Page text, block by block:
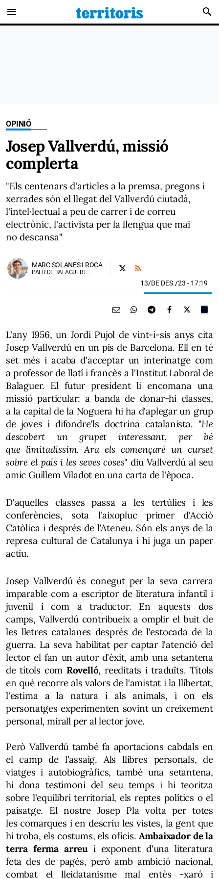
menu search
OPINIÓ
Josep Vallverdú, missió
complerta
"Els centenars d'articles a la premsa, pregons i
xerrades són el llegat del Vallverdú ciutadà,
l'intel·lectual a peu de carrer i de correu
electrònic, l'activista per la llengua que mai
no descansa"
MARC SOLANES I ROCA
PAER DE BALAGUER I DIPUTAT DE JUNTS-IMPULSEM A LA DIPUTACIÓ DE LLEIDA
13/DE DES./23 - 17:19
L'any 1956, un Jordi Pujol de vint-i-sis anys cita
Josep Vallverdú en un pis de Barcelona. Ell en té
set més i acaba d'acceptar un interinatge com
a professor de llatí i francès a l'Institut Laboral de
Balaguer. El futur president li encomana una
missió particular: a banda de donar-hi classes,
a la capital de la Noguera hi ha d'aplegar un grup
de joves i difondre'ls doctrina catalanista. "He
descobert un grupet interessant, per bé
que limitadíssim. Ara els començaré un curset
sobre el país i les seves coses" diu Vallverdú al seu
amic Guillem Viladot en una carta de l'època.
D'aquelles classes passa a les tertúlies i les
conferències, sota l'aixopluc primer d'Acció
Catòlica i després de l'Ateneu. Són els anys de la
represa cultural de Catalunya i hi juga un paper
actiu.
Josep Vallverdú és conegut per la seva carrera
imparable com a escriptor de literatura infantil i
juvenil i com a traductor. En aquests dos
camps, Vallverdú contribueix a omplir el buit de
les lletres catalanes després de l'estocada de la
guerra. La seva habilitat per captar l'atenció del
lector el fan un autor d'èxit, amb una setantena
de títols com Rovelló, reeditats i traduïts. Títols
en què recorre als valors de l'amistat i la llibertat,
l'estima a la natura i als animals, i on els
personatges experimenten sovint un creixement
personal, mirall per al lector jove.
Però Vallverdú també fa aportacions cabdals en
el camp de l'assaig. Als llibres personals, de
viatges i autobiogràfics, també una setantena,
hi dona testimoni del seu temps i hi teoritza
sobre l'equilibri territorial, els reptes polítics o el
paisatge. El nostre Josep Pla volta per totes
les comarques i en descriu les vistes, la gent que
hi troba, els costums, els oficis. Ambaixador de la
terra ferma arreu i exponent d'una literatura
feta des de pagès, però amb ambició nacional,
combat el lleidatanisme mal entès -xaró i